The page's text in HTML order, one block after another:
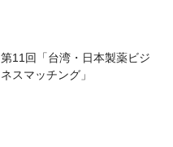
第11回「台湾・日本製薬ビジ
ネスマッチング」